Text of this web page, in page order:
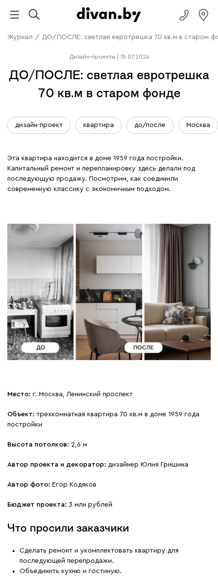
Журнал / ДО/ПОСЛЕ: светлая евротрешка 70 кв.м в старом
Дизайн-проекты 15.07.2024
ДО/ПОСЛЕ: светлая евротрешка
70 кв.м в старом фонде
дизайн-проект квартира до/после Москва
Эта квартира находится в доме 1959 года постройки.
Капитальный ремонт и перепланировку здесь делали под
последующую продажу. Посмотрим, как соединили
современную классику с экономичным подходом.
Место: г. Москва, Ленинский проспект
Объект: трехкомнатная квартира 70 кв.м в доме 1959 года
постройки
Высота потолков: 2,6 м
Автор проекта и декоратор: дизайнер Юлия Гришина
Автор фото: Егор Кодяков
Бюджет проекта: 3 млн рублей
Что просили заказчики
Сделать ремонт и укомплектовать квартиру для
последующей перепродажи.
Объединить кухню и гостиную.